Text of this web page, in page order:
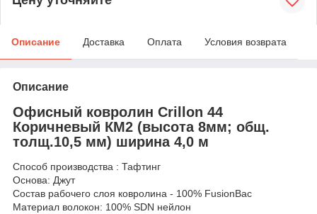
Описание Доставка Оплата Условия возврата
Описание
Офисный ковролин Crillon 44
Коричневый КМ2 (высота 8мм; общ.
толщ.10,5 мм) ширина 4,0 м
Способ производства : Тафтинг
Основа: Джут
Состав рабочего слоя ковролина - 100% FusionBac
Материал волокон: 100% SDN нейлон